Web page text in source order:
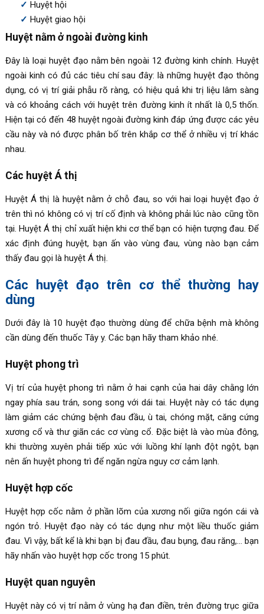
Huyệt hội
Huyệt giao hội
Huyệt nằm ở ngoài đường kinh
Đây là loại huyệt đạo nằm bên ngoài 12 đường kinh chính. Huyệt
ngoài kinh có đủ các tiêu chí sau đây: là những huyệt đạo thông
dụng, có vị trí giải phẫu rõ ràng, có hiệu quả khi trị liệu lâm sàng
và có khoảng cách với huyệt trên đường kinh ít nhất là 0,5 thốn.
Hiện tại có đến 48 huyệt ngoài đường kinh đáp ứng được các yêu
cầu này và nó được phân bố trên khắp cơ thể ở nhiều vị trí khác
nhau.
Các huyệt Á thị
Huyệt Á thị là huyệt nằm ở chỗ đau, so với hai loại huyệt đạo ở
trên thì nó không có vị trí cố định và không phải lúc nào cũng tồn
tại. Huyệt Á thị chỉ xuất hiện khi cơ thể bạn có hiện tượng đau. Để
xác định đúng huyệt, bạn ấn vào vùng đau, vùng nào bạn cảm
thấy đau gọi là huyệt Á thị.
Các huyệt đạo trên cơ thể thường hay
dùng
Dưới đây là 10 huyệt đạo thường dùng để chữa bệnh mà không
cần dùng đến thuốc Tây y. Các bạn hãy tham khảo nhé.
Huyệt phong trì
Vị trí của huyệt phong trì nằm ở hai cạnh của hai dây chằng lớn
ngay phía sau trán, song song với dái tai. Huyệt này có tác dụng
làm giảm các chứng bệnh đau đầu, ù tai, chóng mặt, căng cứng
xương cổ và thư giãn các cơ vùng cổ. Đặc biệt là vào mùa đông,
khi thường xuyên phải tiếp xúc với luồng khí lạnh đột ngột, bạn
nên ấn huyệt phong trì để ngăn ngừa nguy cơ cảm lạnh.
Huyệt hợp cốc
Huyệt hợp cốc nằm ở phần lõm của xương nối giữa ngón cái và
ngón trỏ. Huyệt đạo này có tác dụng như một liều thuốc giảm
đau. Vì vậy, bất kể là khi bạn bị đau đầu, đau bụng, đau răng,… bạn
hãy nhấn vào huyệt hợp cốc trong 15 phút.
Huyệt quan nguyên
Huyệt này có vị trí nằm ở vùng hạ đan điền, trên đường trục giữa